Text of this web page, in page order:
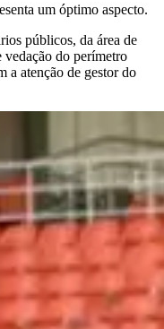
um óptimo aspecto.
públicos, da área de
vedação do perímetro
a atenção de gestor do